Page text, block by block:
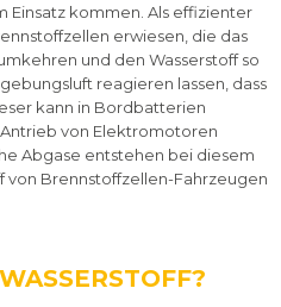
Einsatz kommen. Als effizienter
erwiesen, die das
und den Wasserstoff so
reagieren lassen, dass
kann in Bordbatterien
von Elektromotoren
Abgase entstehen bei diesem
von Brennstoffzellen-Fahrzeugen